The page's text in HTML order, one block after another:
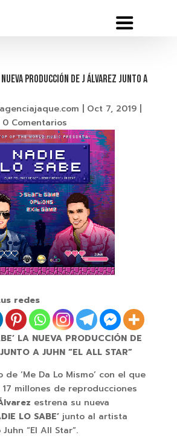
PRODUCCIÓN DE J ÁLVAREZ JUNTO A
Oct 7, 2019|
0 Comentarios
redes
LA NUEVA PRODUCCIÓN DE
A JUHN “EL ALL STAR”
‘Me Da Lo Mismo’ con el que
millones de reproducciones
estrena su nueva
LO SABE’ junto al artista
“El All Star”.